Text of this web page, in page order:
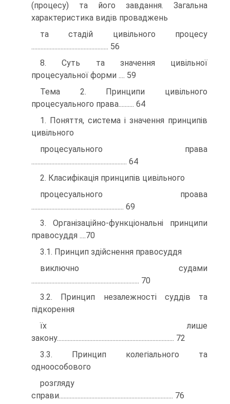
(процесу) та його завдання. Загальна
характеристика видів проваджень
та стадій цивільного процесу
.................................................. 56
8. Суть та значення цивільної
процесуальної форми .... 59
Тема 2. Принципи цивільного
процесуального права.......... 64
1. Поняття, система і значення принципів
цивільного
процесуального права
.............................................................. 64
2. Класифікація принципів цивільного
процесуального проава
............................................................ 69
3. Організаційно-функціональні принципи
правосуддя ....70
3.1. Принцип здійснення правосуддя
виключно судами
...................................................................... 70
3.2. Принцип незалежності суддів та
підкорення
їх лише
закону............................................................................ 72
3.3. Принцип колегіального та
одноособового
розгляду
справи.......................................................................... 76